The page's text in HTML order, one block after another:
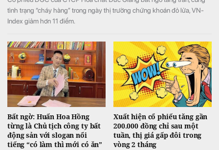
tình trạng “cháy hàng” trong ngày thị trường chứng khoán đỏ lửa, VN-
Index giảm hơn 11 điểm.
Bất ngờ: Huấn Hoa Hồng
từng là Chủ tịch công ty bất
động sản với slogan nổi
tiếng “có làm thì mới có ăn”
Xuất hiện cổ phiếu tăng gần
200.000 đồng chỉ sau một
tuần, thị giá gấp đôi trong
vòng 2 tháng